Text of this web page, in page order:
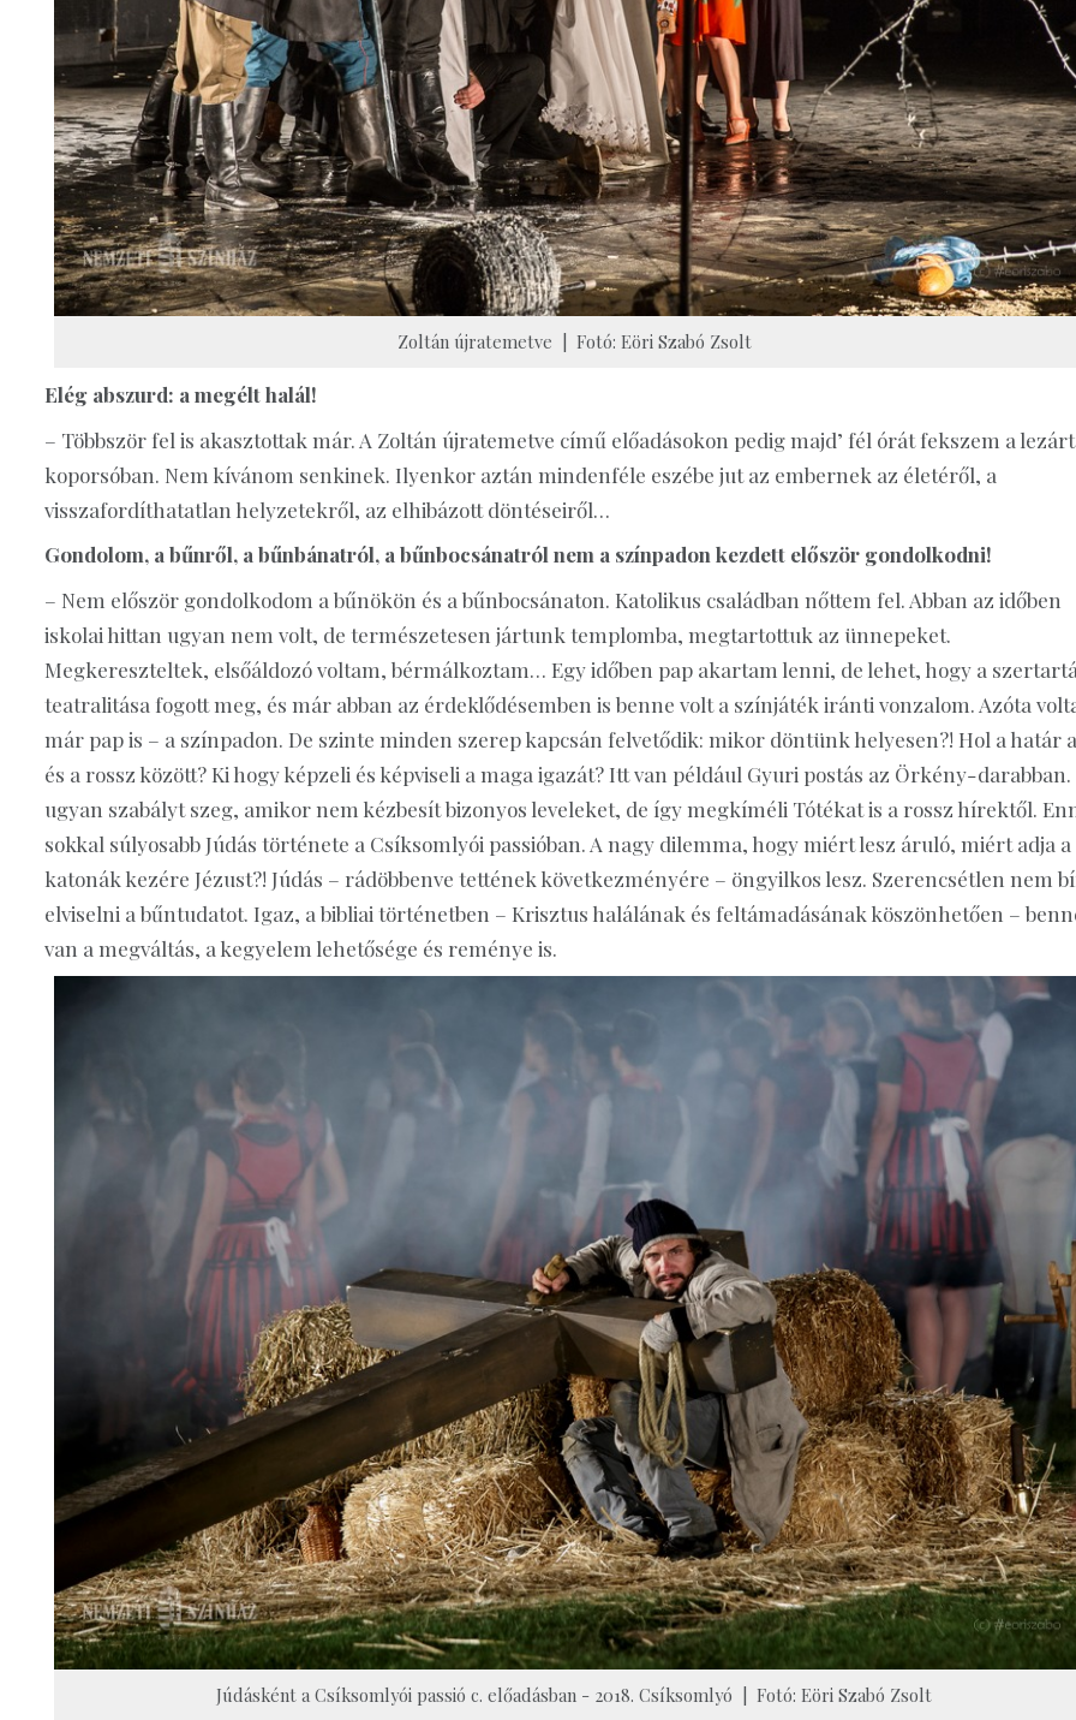
Zoltán újratemetve | Fotó: Eöri Szabó Zsolt
Elég abszurd: a megélt halál!
– Többször fel is akasztottak már. A Zoltán újratemetve című előadásokon pedig majd’ fél órát fekszem a lezárt
koporsóban. Nem kívánom senkinek. Ilyenkor aztán mindenféle eszébe jut az embernek az életéről, a
visszafordíthatatlan helyzetekről, az elhibázott döntéseiről…
Gondolom, a bűnről, a bűnbánatról, a bűnbocsánatról nem a színpadon kezdett először gondolkodni!
– Nem először gondolkodom a bűnökön és a bűnbocsánaton. Katolikus családban nőttem fel. Abban az időben
iskolai hittan ugyan nem volt, de természetesen jártunk templomba, megtartottuk az ünnepeket.
Megkereszteltek, elsőáldozó voltam, bérmálkoztam… Egy időben pap akartam lenni, de lehet, hogy a
teatralitása fogott meg, és már abban az érdeklődésemben is benne volt a színjáték iránti vonzalom. Azóta
már pap is – a színpadon. De szinte minden szerep kapcsán felvetődik: mikor döntünk helyesen?! Hol a határ
és a rossz között? Ki hogy képzeli és képviseli a maga igazát? Itt van például Gyuri postás az Örkény-darabban.
ugyan szabályt szeg, amikor nem kézbesít bizonyos leveleket, de így megkíméli Tótékat is a rossz hírektől.
sokkal súlyosabb Júdás története a Csíksomlyói passióban. A nagy dilemma, hogy miért lesz áruló, miért adja a
katonák kezére Jézust?! Júdás – rádöbbenve tettének következményére – öngyilkos lesz. Szerencsétlen nem
elviselni a bűntudatot. Igaz, a bibliai történetben – Krisztus halálának és feltámadásának köszönhetően –
van a megváltás, a kegyelem lehetősége és reménye is.
Júdásként a Csíksomlyói passió c. előadásban - 2018. Csíksomlyó | Fotó: Eöri Szabó Zsolt